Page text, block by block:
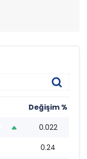
Değişim %
0.022
0.24